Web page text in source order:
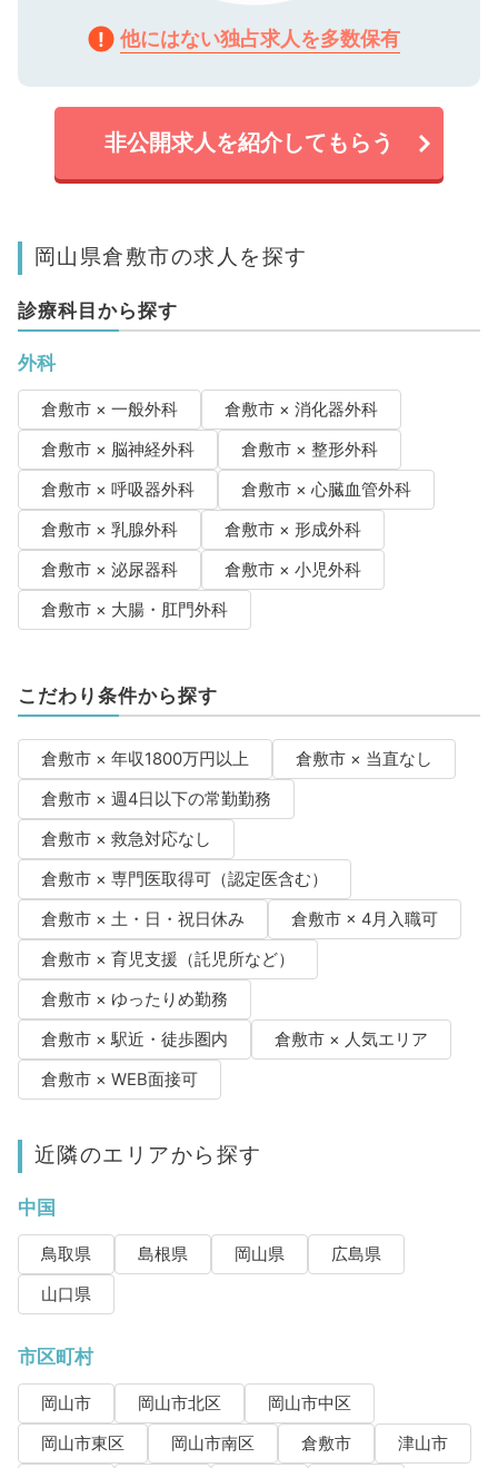
他にはない独占求人を多数保有
非公開求人を紹介してもらう
岡山県倉敷市の求人を探す
診療科目から探す
外科
倉敷市 × 一般外科
倉敷市 × 消化器外科
倉敷市 × 脳神経外科
倉敷市 × 整形外科
倉敷市 × 呼吸器外科
倉敷市 × 心臓血管外科
倉敷市 × 乳腺外科
倉敷市 × 形成外科
倉敷市 × 泌尿器科
倉敷市 × 小児外科
倉敷市 × 大腸・肛門外科
こだわり条件から探す
倉敷市 × 年収1800万円以上
倉敷市 × 当直なし
倉敷市 × 週4日以下の常勤勤務
倉敷市 × 救急対応なし
倉敷市 × 専門医取得可（認定医含む）
倉敷市 × 土・日・祝日休み
倉敷市 × 4月入職可
倉敷市 × 育児支援（託児所など）
倉敷市 × ゆったりめ勤務
倉敷市 × 駅近・徒歩圏内
倉敷市 × 人気エリア
倉敷市 × WEB面接可
近隣のエリアから探す
中国
鳥取県 島根県 岡山県
広島県
山口県
市区町村
岡山市 岡山市北区
岡山市中区
岡山市東区
岡山市南区 倉敷市
津山市